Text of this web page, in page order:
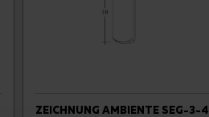
ZEICHNUNG AMBIENTE SEG-3-4